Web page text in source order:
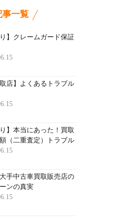
事一覧
り】クレームガード保証
取店】よくあるトラブル
り】本当にあった！買取
（二重査定）トラブル
大手中古車買取販売店の
ンの真実